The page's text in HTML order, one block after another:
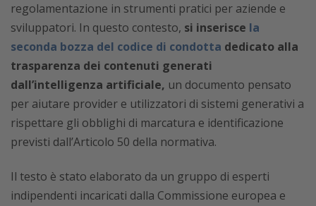
regolamentazione in strumenti pratici per aziende e
sviluppatori. In questo contesto, si inserisce la
seconda bozza del codice di condotta dedicato alla
trasparenza dei contenuti generati
dall’intelligenza artificiale, un documento pensato
per aiutare provider e utilizzatori di sistemi generativi a
rispettare gli obblighi di marcatura e identificazione
previsti dall’Articolo 50 della normativa.
Il testo è stato elaborato da un gruppo di esperti
indipendenti incaricati dalla Commissione europea e